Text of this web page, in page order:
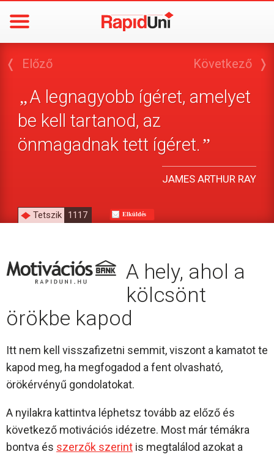
❬ Előző
„A legnagyobb ígéret, amelyet
be kell tartanod, az
önmagadnak tett ígéret.”
JAMES ARTHUR RAY
Következő ❭
Tetszik 1117 Elküldés
A hely, ahol a
kölcsönt
örökbe kapod
Itt nem kell visszafizetni semmit, viszont a kamatot te
kapod meg, ha megfogadod a fent olvasható,
örökérvényű gondolatokat.
A nyilakra kattintva léphetsz tovább az előző és
következő motivációs idézetre. Most már témákra
bontva és szerzők szerint is megtalálod azokat a